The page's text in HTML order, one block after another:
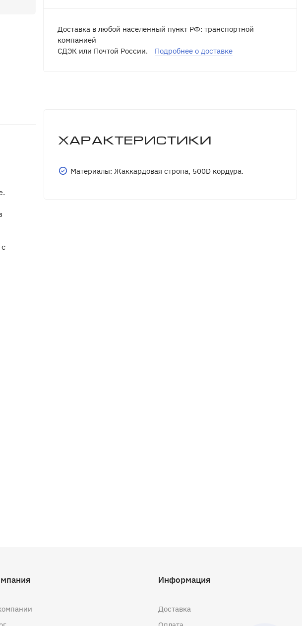
Доставка в любой населенный пункт РФ: транспортной
компанией
СДЭК или Почтой России.
Подробнее о доставке
Характеристики
Материалы: Жаккардовая стропа, 500D кордура.
Информация
Доставка